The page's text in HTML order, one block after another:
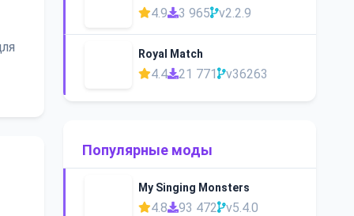
4.9 3 965 v2.2.9
Royal Match
4.4 21 771 v36263
Популярные моды
My Singing Monsters
4.8 93 472 v5.4.0